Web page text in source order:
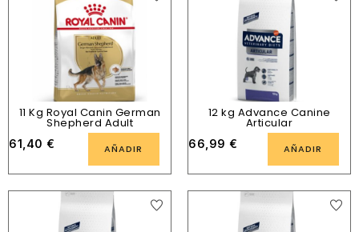
11 Kg Royal Canin German
Shepherd Adult
61,40 € AÑADIR
12 kg Advance Canine
Articular
66,99 € AÑADIR